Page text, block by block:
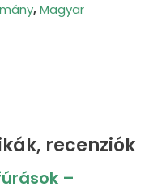
,Magyar
recenziók
–